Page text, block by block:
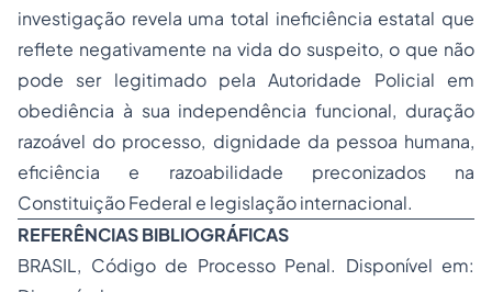
investigação revela uma total ineficiência estatal que
reflete negativamente na vida do suspeito, o que não
pode ser legitimado pela Autoridade Policial em
obediência à sua independência funcional, duração
razoável do processo, dignidade da pessoa humana,
eficiência e razoabilidade preconizados na
Constituição Federal e legislação internacional.
REFERÊNCIAS BIBLIOGRÁFICAS
BRASIL, Código de Processo Penal. Disponível em: